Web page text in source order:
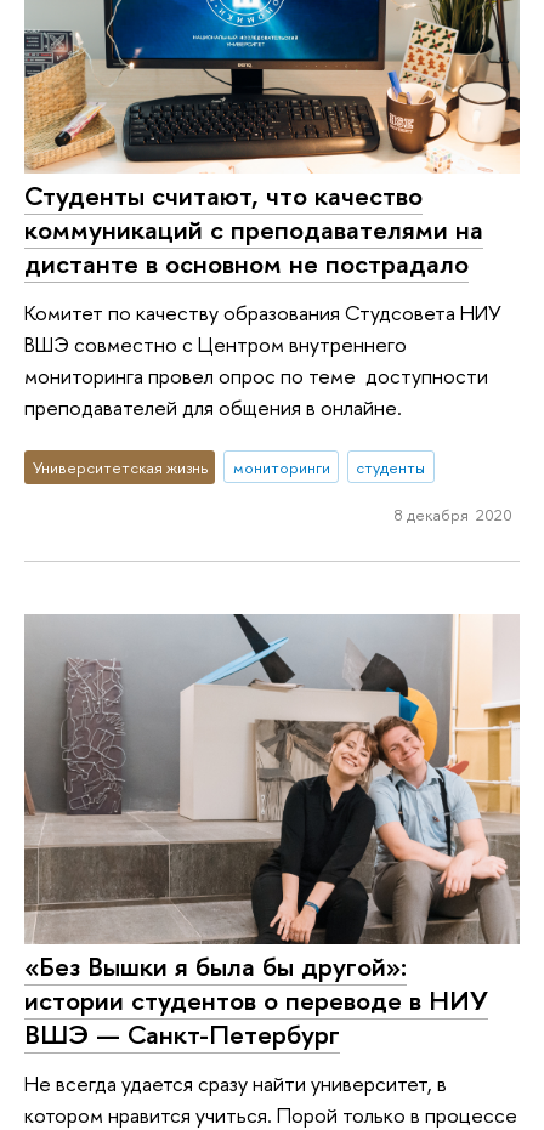
Студенты считают, что качество
коммуникаций с преподавателями на
дистанте в основном не пострадало
Комитет по качеству образования Студсовета НИУ
ВШЭ совместно с Центром внутреннего
мониторинга провел опрос по теме доступности
преподавателей для общения в онлайне.
Университетская жизнь мониторинги студенты
8 декабря 2020
«Без Вышки я была бы другой»:
истории студентов о переводе в НИУ
ВШЭ — Санкт-Петербург
Не всегда удается сразу найти университет, в
котором нравится учиться. Порой только в процессе